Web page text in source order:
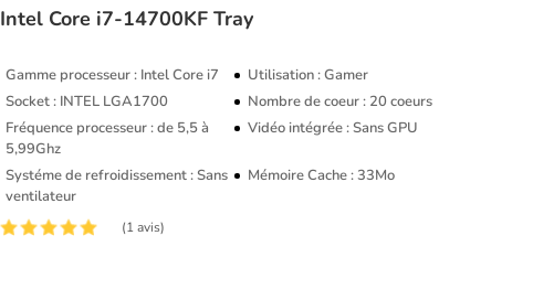
Intel Core i7-14700KF Tray
Gamme processeur : Intel Core i7
Utilisation : Gamer
Socket : INTEL LGA1700
Nombre de coeur : 20 coeurs
Fréquence processeur : de 5,5 à
5,99Ghz
Vidéo intégrée : Sans GPU
Systéme de refroidissement : Sans
ventilateur
Mémoire Cache : 33Mo
(1 avis)